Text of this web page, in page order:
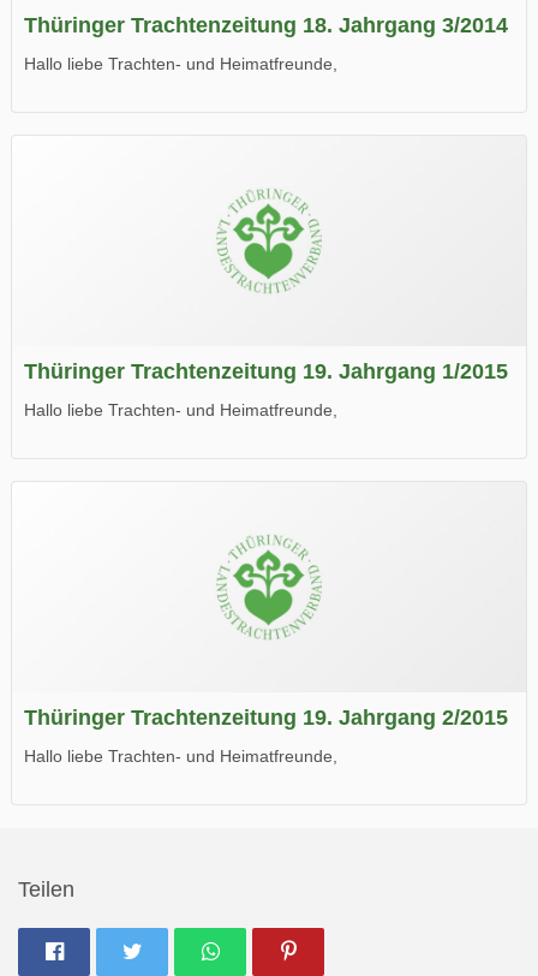
Thüringer Trachtenzeitung 18. Jahrgang 3/2014
Hallo liebe Trachten- und Heimatfreunde,
Wir wünschen Euch viel Spaß beim Lesen.
Thüringer Trachtenzeitung 19. Jahrgang 1/2015
Hallo liebe Trachten- und Heimatfreunde,
Wir wünschen Euch viel Spaß beim Lesen.
Thüringer Trachtenzeitung 19. Jahrgang 2/2015
Hallo liebe Trachten- und Heimatfreunde,
Teilen